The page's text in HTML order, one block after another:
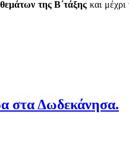
της Β΄τάξηςκαι
στα Δωδεκάνησα.